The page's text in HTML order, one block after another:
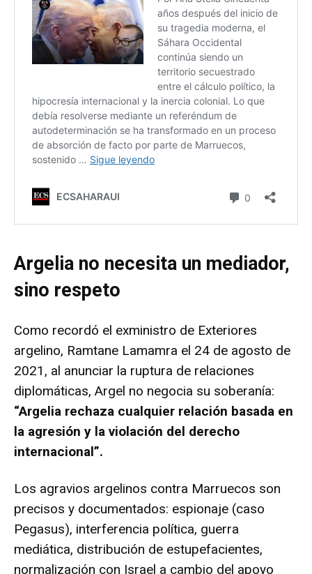
Argelia no necesita un mediador,
sino respeto
Como recordó el exministro de Exteriores
argelino, Ramtane Lamamra el 24 de agosto de
2021, al anunciar la ruptura de relaciones
diplomáticas, Argel no negocia su soberanía:
“Argelia rechaza cualquier relación basada en
la agresión y la violación del derecho
internacional”.
Los agravios argelinos contra Marruecos son
precisos y documentados: espionaje (caso
Pegasus), interferencia política, guerra
mediática, distribución de estupefacientes,
normalización con Israel a cambio del apoyo